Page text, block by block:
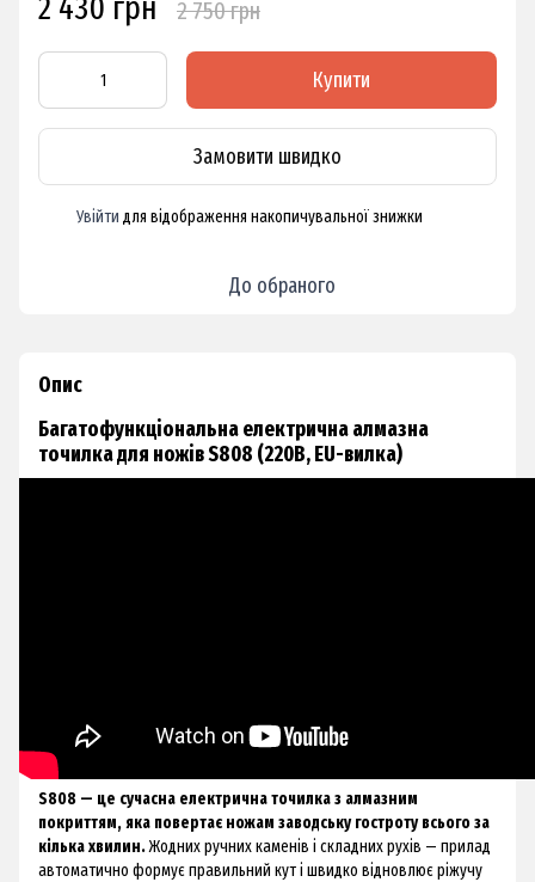
2 430 грн 2 750 грн
Купити
Замовити швидко
Увійти для відображення накопичувальної знижки
До обраного
Опис
Багатофункціональна електрична алмазна
точилка для ножів S808 (220В, EU-вилка)
S808 — це сучасна електрична точилка з алмазним
покриттям, яка повертає ножам заводську гостроту всього за
кілька хвилин.Жодних ручних каменів і складних рухів — прилад
автоматично формує правильний кут і швидко відновлює ріжучу